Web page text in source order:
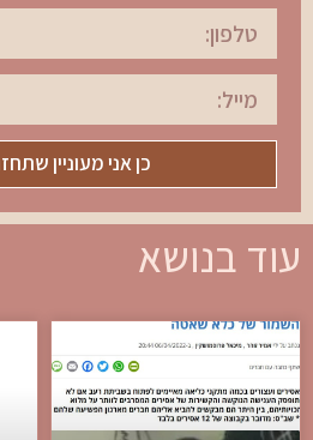
כן אני מעוניין
עוד בנושא